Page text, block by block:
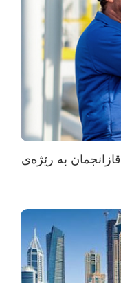
دانە گاز: لە نیوەی یەکەمی 2026 قازانجمان بە رێژەی